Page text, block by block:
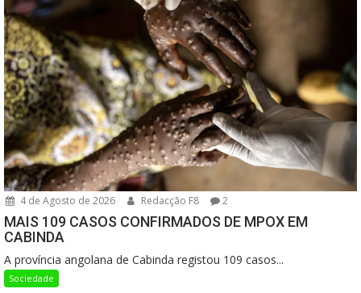
4 de Agosto de 2026 Redacção F8 2
MAIS 109 CASOS CONFIRMADOS DE MPOX EM
CABINDA
A província angolana de Cabinda registou 109 casos...
Sociedade